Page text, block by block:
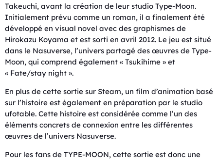
Takeuchi, avant la création de leur studio Type-Moon.
Initialement prévu comme un roman, il a finalement été
développé en visual novel avec des graphismes de
Hirokazu Koyama et est sorti en avril 2012. Le jeu est situé
dans le Nasuverse, l’univers partagé des œuvres de Type-
Moon, qui comprend également « Tsukihime » et
« Fate/stay night ».
En plus de cette sortie sur Steam, un film d’animation basé
sur l’histoire est également en préparation par le studio
ufotable. Cette histoire est considérée comme l’un des
éléments concrets de connexion entre les différentes
œuvres de l’univers Nasuverse.
Pour les fans de TYPE-MOON, cette sortie est donc une